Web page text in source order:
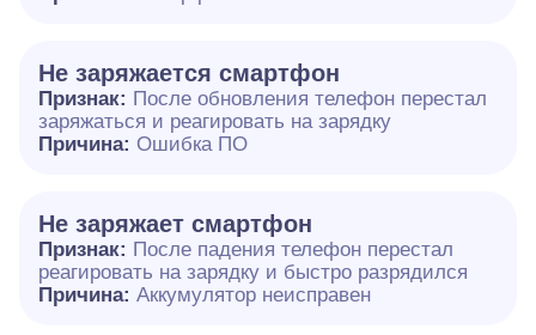
Не заряжается смартфон
Признак: После обновления телефон перестал
заряжаться и реагировать на зарядку
Причина: Ошибка ПО
Не заряжает смартфон
Признак: После падения телефон перестал
реагировать на зарядку и быстро разрядился
Причина: Аккумулятор неисправен